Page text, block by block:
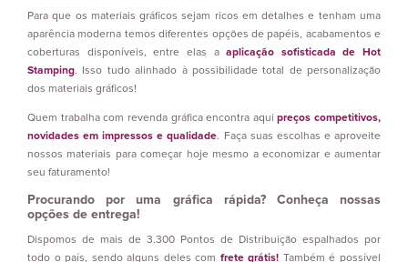
Para que os materiais gráficos sejam ricos em detalhes e tenham uma
aparência moderna temos diferentes opções de papéis, acabamentos e
coberturas disponíveis, entre elas aaplicação sofisticada de Hot
Stamping. Isso tudo alinhado à possibilidade total de personalização
dos materiais gráficos!
Quem trabalha com revenda gráfica encontra aquipreços competitivos,
novidades em impressos e qualidade. Faça suas escolhas e aproveite
nossos materiais para começar hoje mesmo a economizar e aumentar
seu faturamento!
Procurando por uma gráfica rápida? Conheça nossas
opções de entrega!
Dispomos de mais de 3.300 Pontos de Distribuição espalhados por
todo o país, sendo alguns deles com frete grátis! Também é possível